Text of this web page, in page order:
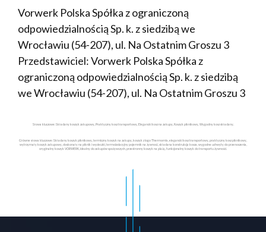
Vorwerk Polska Spółka z ograniczoną
odpowiedzialnością Sp. k. z siedzibą we
Wrocławiu (54-207), ul. Na Ostatnim Groszu 3
Przedstawiciel: Vorwerk Polska Spółka z
ograniczoną odpowiedzialnością Sp. k. z siedzibą
we Wrocławiu (54-207), ul. Na Ostatnim Groszu 3
Słowa kluczowe: Składany koszyk zakupowy, Praktyczny kosz transportowy, Elegancki kosz na zakupy, Koszyk piknikowy, Wygodny kosz składany.
Główne słowa kluczowe: Składany koszyk piknikowy, termiczny koszyk na zakupy, koszyk z logo Thermomix, elegancki kosz transportowy, praktyczny kosz piknikowy,
wytrzymały koszyk zakupowy, doskonały na piknik i wycieczki, termoizolacyjny pojemnik na żywność, składana konstrukcja kosza, wygodne uchwyty do przenoszenia,
oryginalny koszyk VORWERK, idealny do zakupów spożywczych, przestronny koszyk na plażę, funkcjonalny koszyk do transportu żywności.